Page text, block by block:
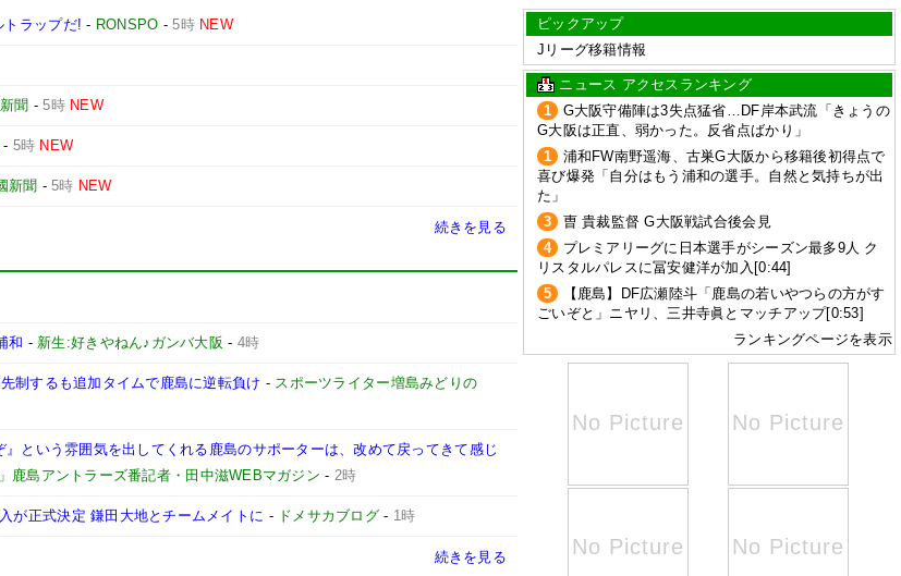
トラップだ! - RONSPO -5時 NEW
聞 -5時 NEW
- 5時 NEW
新聞 -5時 NEW
続きを見る
和 - 新生:好きやねん♪ガンバ大阪 - 4時
制するも追加タイムで鹿島に逆転負け - スポーツライター増島みどりの
という雰囲気を出してくれる鹿島のサポーターは、改めて戻ってきて感じ
鹿島アントラーズ番記者・田中滋WEBマガジン - 2時
が正式決定 鎌田大地とチームメイトに - ドメサカブログ- 1時
続きを見る
ピックアップ
Jリーグ移籍情報
ニュース アクセスランキング
1
G大阪守備陣は3失点猛省…DF岸本武流「きょうの
G大阪は正直、弱かった。反省点ばかり」
1
浦和FW南野遥海、古巣G大阪から移籍後初得点で
喜び爆発「自分はもう浦和の選手。自然と気持ちが出
た」
3
曺 貴裁監督 G大阪戦試合後会見
4
プレミアリーグに日本選手がシーズン最多9人 ク
リスタルパレスに冨安健洋が加入[0:44]
5
【鹿島】DF広瀬陸斗「鹿島の若いやつらの方がす
ごいぞと」ニヤリ、三井寺眞とマッチアップ[0:53]
ランキングページを表示